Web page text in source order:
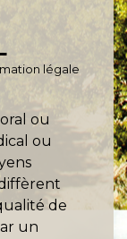
légale
ou
ou
de
un